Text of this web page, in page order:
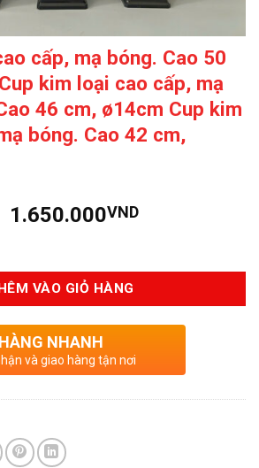
cấp, mạ bóng. Cao 50
kim loại cao cấp, mạ
46 cm, ø14cm Cup kim
bóng. Cao 42 cm,
Giá
1.950.000VND.
1.650.000VNDGiá
là:
VÀO GIỎ HÀNG
NHANH
và giao hàng tận nơi